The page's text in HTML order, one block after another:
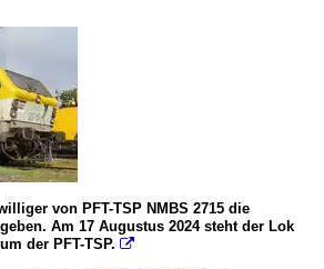
von PFT-TSP NMBS 2715 die
Am 17 Augustus 2024 steht der Lok
der PFT-TSP. 